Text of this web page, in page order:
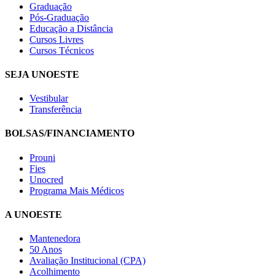
Graduação
Pós-Graduação
Educação a Distância
Cursos Livres
Cursos Técnicos
SEJA UNOESTE
Vestibular
Transferência
BOLSAS/FINANCIAMENTO
Prouni
Fies
Unocred
Programa Mais Médicos
A UNOESTE
Mantenedora
50 Anos
Avaliação Institucional (CPA)
Acolhimento